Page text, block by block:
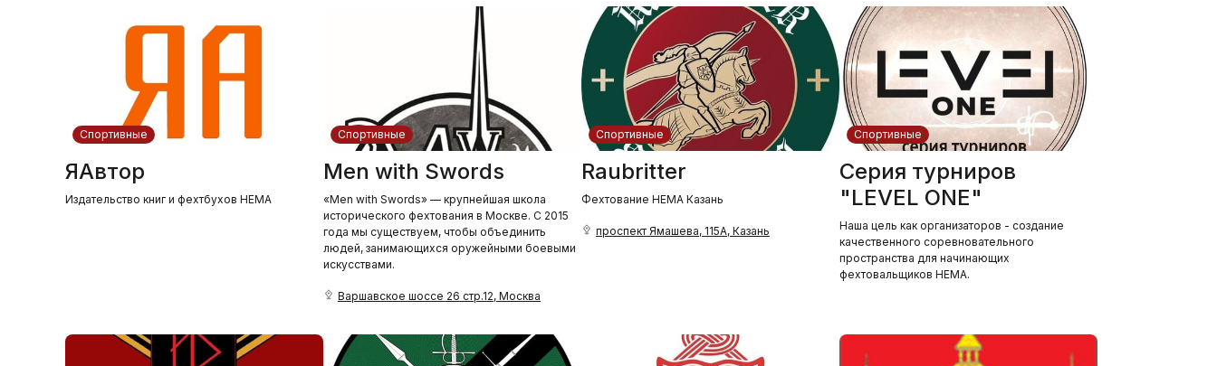
Спортивные
ЯАвтор
Издательство книг и фехтбухов HEMA
Спортивные
Men with Swords
«Men with Swords» — крупнейшая школа
исторического фехтования в Москве. С 2015
года мы существуем, чтобы объединить
людей, занимающихся оружейными боевыми
искусствами.
Варшавское шоссе 26 стр.12, Москва
Спортивные
Raubritter
Фехтование HEMA Казань
проспект Ямашева, 115А, Казань
Спортивные
Серия турниров
"LEVEL ONE"
Наша цель как организаторов - создание
качественного соревновательного
пространства для начинающих
фехтовальщиков HEMA.